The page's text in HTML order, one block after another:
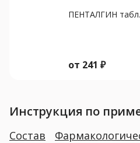
ПЕНТАЛГИН
от 241 ₽
Инструкция по
Состав